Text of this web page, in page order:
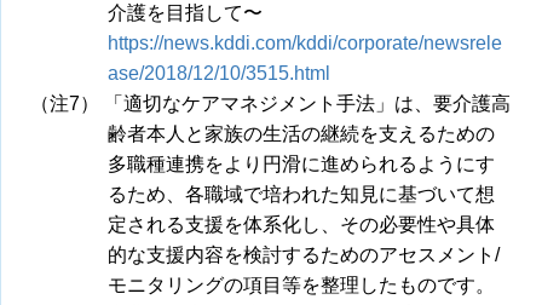
介護を目指して〜
https://news.kddi.com/kddi/corporate/newsrele
ase/2018/12/10/3515.html
（注7） 「適切なケアマネジメント手法」は、要介護高
齢者本人と家族の生活の継続を支えるための
多職種連携をより円滑に進められるようにす
るため、各職域で培われた知見に基づいて想
定される支援を体系化し、その必要性や具体
的な支援内容を検討するためのアセスメント/
モニタリングの項目等を整理したものです。